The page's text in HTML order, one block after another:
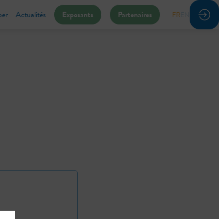
Actualités Exposants Partenaires FR